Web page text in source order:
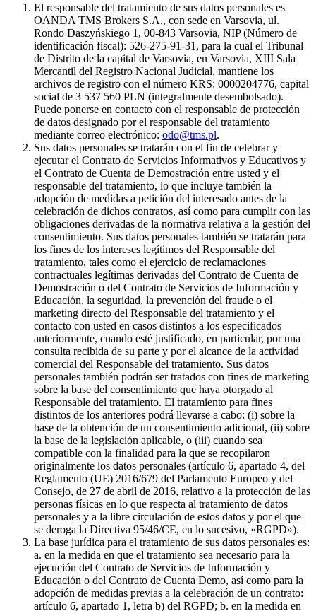
El responsable del tratamiento de sus datos personales es
OANDA TMS Brokers S.A., con sede en Varsovia, ul.
Rondo Daszyńskiego 1, 00-843 Varsovia, NIP (Número de
identificación fiscal): 526-275-91-31, para la cual el Tribunal
de Distrito de la capital de Varsovia, en Varsovia, XIII Sala
Mercantil del Registro Nacional Judicial, mantiene los
archivos de registro con el número KRS: 0000204776, capital
social de 3 537 560 PLN (integralmente desembolsado).
Puede ponerse en contacto con el responsable de protección
de datos designado por el responsable del tratamiento
mediante correo electrónico: odo@tms.pl.
Sus datos personales se tratarán con el fin de celebrar y
ejecutar el Contrato de Servicios Informativos y Educativos y
el Contrato de Cuenta de Demostración entre usted y el
responsable del tratamiento, lo que incluye también la
adopción de medidas a petición del interesado antes de la
celebración de dichos contratos, así como para cumplir con las
obligaciones derivadas de la normativa relativa a la gestión del
consentimiento. Sus datos personales también se tratarán para
los fines de los intereses legítimos del Responsable del
tratamiento, tales como el ejercicio de reclamaciones
contractuales legítimas derivadas del Contrato de Cuenta de
Demostración o del Contrato de Servicios de Información y
Educación, la seguridad, la prevención del fraude o el
marketing directo del Responsable del tratamiento y el
contacto con usted en casos distintos a los especificados
anteriormente, cuando esté justificado, en particular, por una
consulta recibida de su parte y por el alcance de la actividad
comercial del Responsable del tratamiento. Sus datos
personales también podrán ser tratados con fines de marketing
sobre la base del consentimiento que haya otorgado al
Responsable del tratamiento. El tratamiento para fines
distintos de los anteriores podrá llevarse a cabo: (i) sobre la
base de la obtención de un consentimiento adicional, (ii) sobre
la base de la legislación aplicable, o (iii) cuando sea
compatible con la finalidad para la que se recopilaron
originalmente los datos personales (artículo 6, apartado 4, del
Reglamento (UE) 2016/679 del Parlamento Europeo y del
Consejo, de 27 de abril de 2016, relativo a la protección de las
personas físicas en lo que respecta al tratamiento de datos
personales y a la libre circulación de estos datos y por el que
se deroga la Directiva 95/46/CE, en lo sucesivo, «RGPD»).
La base jurídica para el tratamiento de sus datos personales es:
a. en la medida en que el tratamiento sea necesario para la
ejecución del Contrato de Servicios de Información y
Educación o del Contrato de Cuenta Demo, así como para la
adopción de medidas previas a la celebración de un contrato:
artículo 6, apartado 1, letra b) del RGPD; b. en la medida en